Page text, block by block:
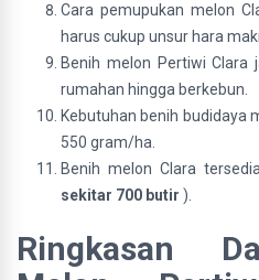
Cara pemupukan melon
harus cukup unsur hara
Benih melon Pertiwi
rumahan hingga berkebun.
Kebutuhan benih budidaya
550 gram/ha.
Benih melon Clara
sekitar 700 butir ).
Ringkasan